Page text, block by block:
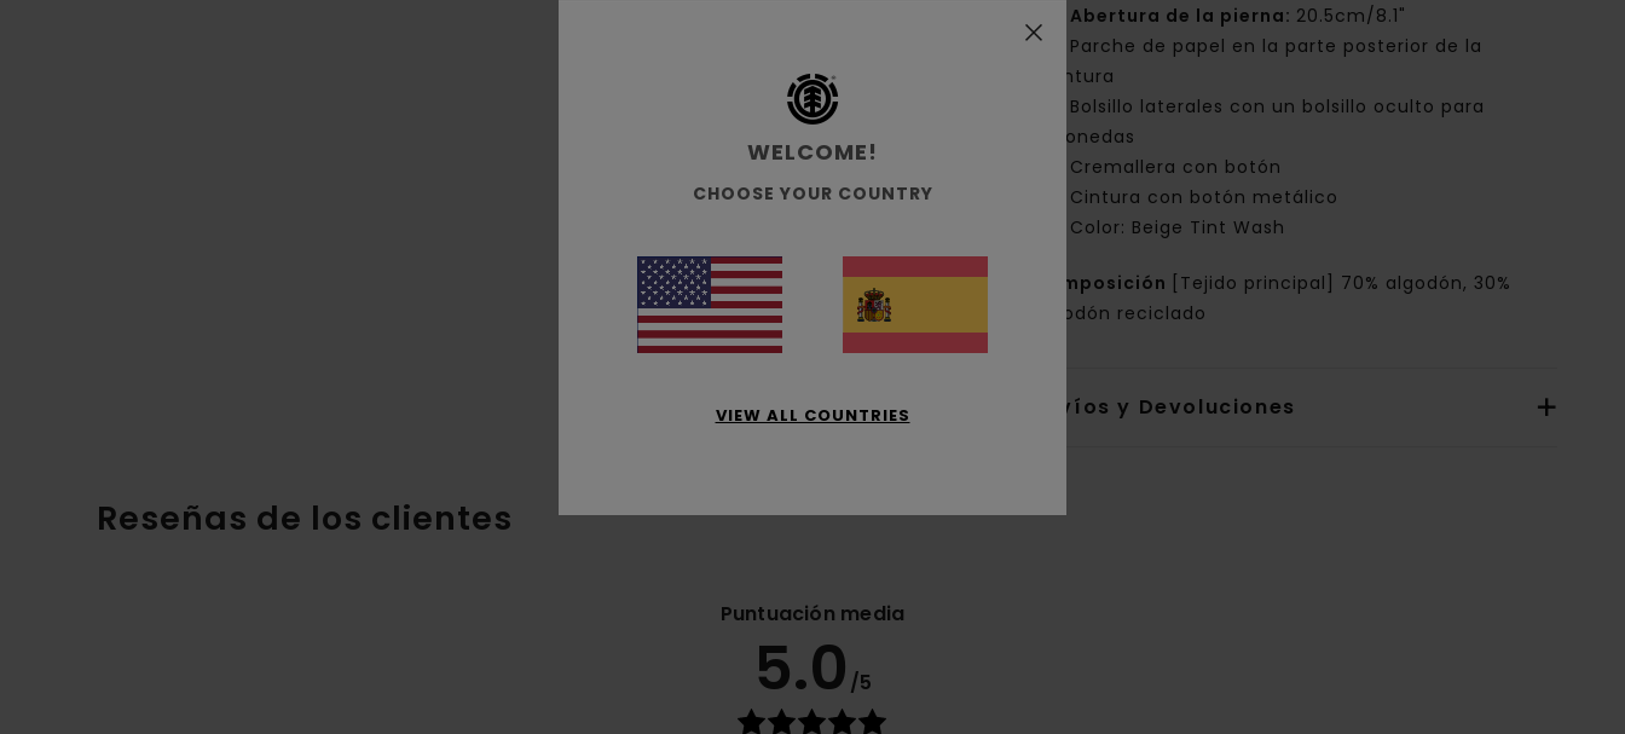
Abertura de la pierna: 20.5cm/8.1"
Parche de papel en la parte posterior de la
cintura
Bolsillo laterales con un bolsillo oculto para
monedas
Cremallera con botón
Cintura con botón metálico
Color: Beige Tint Wash
Composición
[Tejido principal] 70% algodón, 30%
algodón reciclado
Envíos y Devoluciones
Reseñas de los clientes
Puntuación media
5.0 /5
WELCOME!
CHOOSE YOUR COUNTRY
VIEW ALL COUNTRIES